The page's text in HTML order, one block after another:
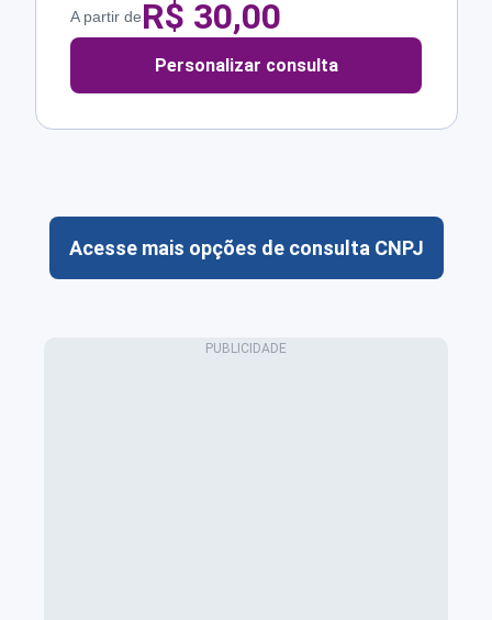
A partir deR$ 30,00
Personalizar consulta
Acesse mais opções de consulta CNPJ